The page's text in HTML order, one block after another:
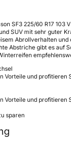
SF3 225/60 R17 103
SUV mit sehr guter
Abrollverhalten und
Abstriche gibt es auf
Vorteile und profitieren
Vorteile und profitieren
sparen